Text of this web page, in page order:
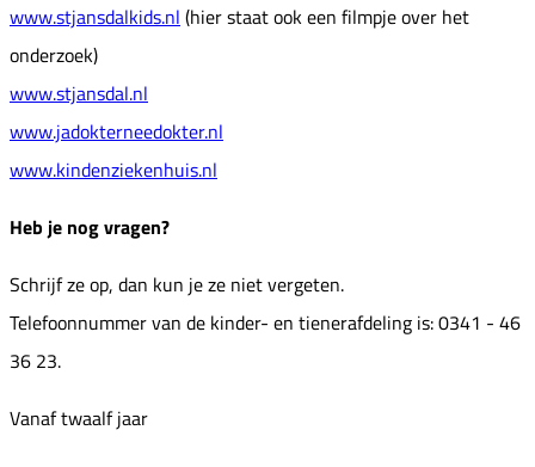
www.stjansdalkids.nl (hier staat ook een filmpje over het
onderzoek)
www.stjansdal.nl
www.jadokterneedokter.nl
www.kindenziekenhuis.nl
Heb je nog vragen?
Schrijf ze op, dan kun je ze niet vergeten.
Telefoonnummer van de kinder- en tienerafdeling is: 0341 - 46
36 23.
Vanaf twaalf jaar